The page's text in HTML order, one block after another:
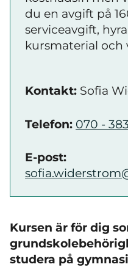
du en avgift på
serviceavgift,
kursmaterial och
Kontakt: Sofia
Telefon: 070 -
E-post:
Kursen är för dig
studera på